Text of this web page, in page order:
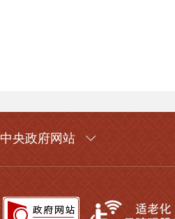
中央政府网站